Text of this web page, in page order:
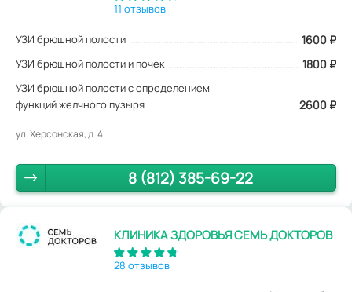
11 отзывов
УЗИ брюшной полости 1600 ₽
УЗИ брюшной полости и почек 1800 ₽
УЗИ брюшной полости с определением
функций желчного пузыря
2600 ₽
ул. Херсонская, д. 4.
8 (812) 385-69-22
КЛИНИКА ЗДОРОВЬЯ СЕМЬ ДОКТОРОВ
28 отзывов